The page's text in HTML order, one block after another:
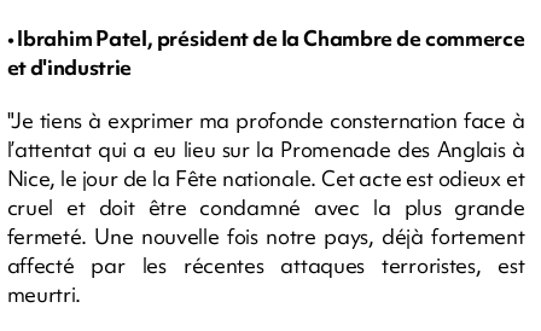
• Ibrahim Patel, président de la Chambre de commerce
et d'industrie
"Je tiens à exprimer ma profonde consternation face à
l’attentat qui a eu lieu sur la Promenade des Anglais à
Nice, le jour de la Fête nationale. Cet acte est odieux et
cruel et doit être condamné avec la plus grande
fermeté. Une nouvelle fois notre pays, déjà fortement
affecté par les récentes attaques terroristes, est
meurtri.